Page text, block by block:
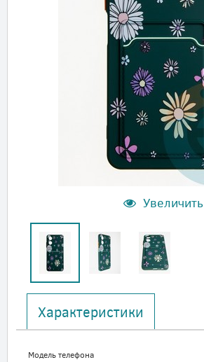
Увеличить
Характеристики
Модель телефона